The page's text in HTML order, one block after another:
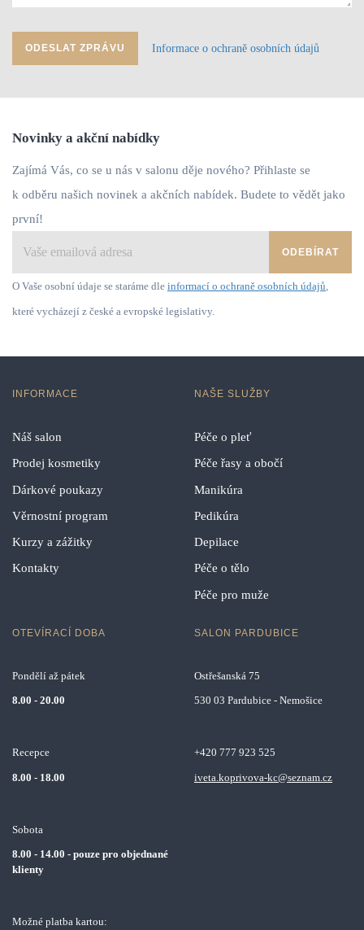
ODESLAT ZPRÁVU Informace o ochraně osobních údajů
Novinky a akční nabídky
Zajímá Vás, co se u nás v salonu děje nového? Přihlaste se
k odběru našich novinek a akčních nabídek. Budete to vědět jako
první!
ODEBÍRAT
O Vaše osobní údaje se staráme dle informací o ochraně osobních údajů
které vycházejí z české a evropské legislativy.
INFORMACE
Náš salon
Prodej kosmetiky
Dárkové poukazy
Věrnostní program
Kurzy a zážitky
Kontakty
NAŠE SLUŽBY
Péče o pleť
Péče řasy a obočí
Manikúra
Pedikúra
Depilace
Péče o tělo
Péče pro muže
OTEVÍRACÍ DOBA
Pondělí až pátek
8.00 - 20.00
Recepce
8.00 - 18.00
Sobota
8.00 - 14.00 - pouze pro objednané
klienty
Možné platba kartou:
SALON PARDUBICE
Ostřešanská 75
530 03 Pardubice - Nemošice
+420 777 923 525
iveta.koprivova-kc@seznam.cz